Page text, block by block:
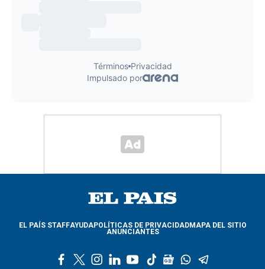
EL PAÍS STAFFAYUDAPOLÍTICAS DE PRIVACIDADMAPA DEL SITIO
ANUNCIANTES
l
y
t
g
w